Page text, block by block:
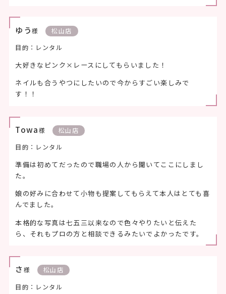
ゆう様
松山店
目的：レンタル
大好きなピンク×レースにしてもらいました！
ネイルも合うやつにしたいので今からすごい楽しみで
す！！
Towa様
松山店
目的：レンタル
準備は初めてだったので職場の人から聞いてここにしまし
た。
娘の好みに合わせて小物も提案してもらえて本人はとても喜
んでました。
本格的な写真は七五三以来なので色々やりたいと伝えた
ら、それもプロの方と相談できるみたいでよかったです。
さ 様
松山店
目的：レンタル